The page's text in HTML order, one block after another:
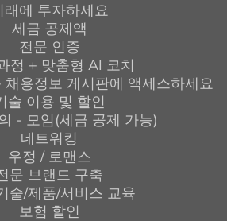
래에 투자하세요
세금 공제액
전문 인증
정 + 맞춤형 AI 코치
용정보 게시판에 액세스하세요
술 이용 및 할인
- 모임(세금 공제 가능)
네트워킹
우정 / 로맨스
문 브랜드 구축
술/제품/서비스 교육
보험 할인